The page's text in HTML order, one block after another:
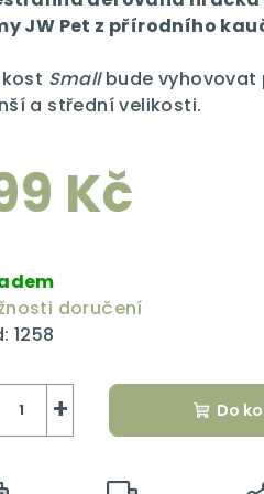
JW Pet z přírodního
Smallbude vyhovovat
a střední velikosti.
Kč
doručení
1258
+ Do